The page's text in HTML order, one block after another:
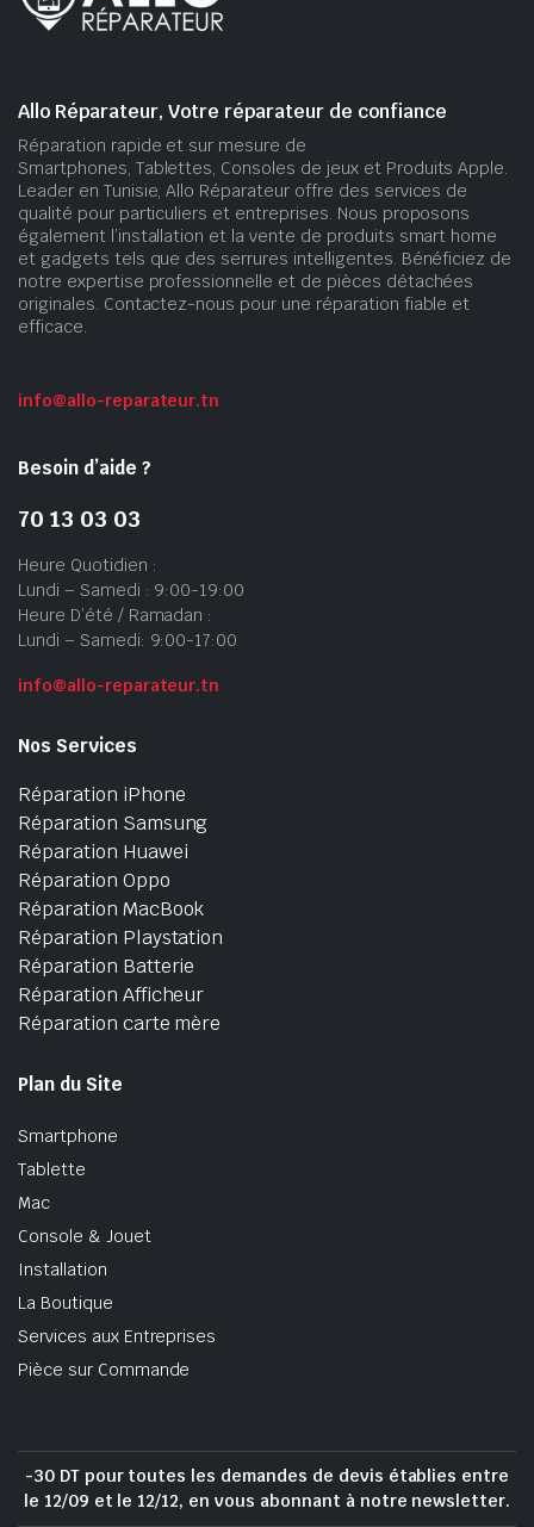
Allo Réparateur, Votre réparateur de confiance
Réparation rapide et sur mesure de
Smartphones, Tablettes, Consoles de jeux et Produits Apple.
Leader en Tunisie, Allo Réparateur offre des services de
qualité pour particuliers et entreprises. Nous proposons
également l’installation et la vente de produits smart home
et gadgets tels que des serrures intelligentes. Bénéficiez de
notre expertise professionnelle et de pièces détachées
originales. Contactez-nous pour une réparation fiable et
efficace.
info@allo-reparateur.tn
Besoin d’aide ?
70 13 03 03
Heure Quotidien :
Lundi – Samedi : 9:00-19:00
Heure D’été / Ramadan :
Lundi – Samedi: 9:00-17:00
info@allo-reparateur.tn
Nos Services
Réparation iPhone
Réparation Samsung
Réparation Huawei
Réparation Oppo
Réparation MacBook
Réparation Playstation
Réparation Batterie
Réparation Afficheur
Réparation carte mère
Plan du Site
Smartphone
Tablette
Mac
Console & Jouet
Installation
La Boutique
Services aux Entreprises
Pièce sur Commande
-30 DT pour toutes les demandes de devis établies entre
le 12/09 et le 12/12, en vous abonnant à notre newsletter.